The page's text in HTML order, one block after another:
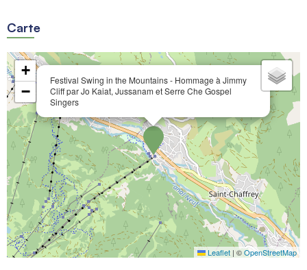
Carte
Festival Swing in the Mountains - Hommage à Jimmy
Cliff par Jo Kaiat, Jussanam et Serre Che Gospel
Singers
+
−
Leaflet | ©OpenStreetMap